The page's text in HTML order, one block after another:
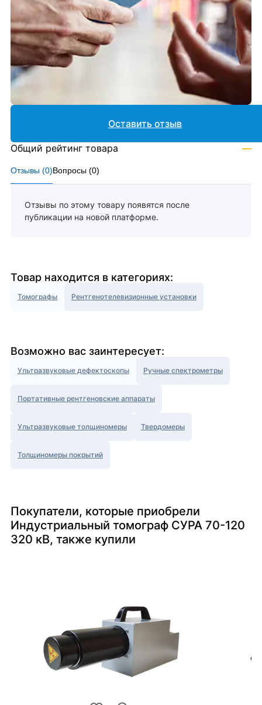
Отзывы (0)Вопросы (0)
Отзывы по этому товару появятся после
публикации на новой платформе.
Оставить отзыв
Общий рейтинг товара —
Товар находится в категориях:
Томографы Рентгенотелевизионные установки
Возможно вас заинтересует:
Ультразвуковые дефектоскопы Ручные спектрометры
Портативные рентгеновские аппараты
Ультразвуковые толщиномеры Твердомеры
Толщиномеры покрытий
Покупатели, которые приобрели
Индустриальный томограф СУРА 70-120
320 кВ, также купили